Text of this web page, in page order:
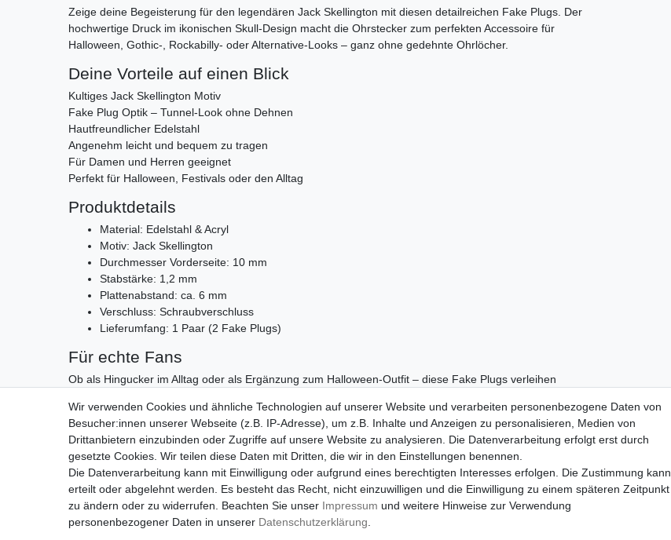
Zeige deine Begeisterung für den legendären Jack Skellington mit diesen detailreichen Fake Plugs. Der
hochwertige Druck im ikonischen Skull-Design macht die Ohrstecker zum perfekten Accessoire für
Halloween, Gothic-, Rockabilly- oder Alternative-Looks – ganz ohne gedehnte Ohrlöcher.
Deine Vorteile auf einen Blick
Kultiges Jack Skellington Motiv
Fake Plug Optik – Tunnel-Look ohne Dehnen
Hautfreundlicher Edelstahl
Angenehm leicht und bequem zu tragen
Für Damen und Herren geeignet
Perfekt für Halloween, Festivals oder den Alltag
Produktdetails
Material: Edelstahl & Acryl
Motiv: Jack Skellington
Durchmesser Vorderseite: 10 mm
Stabstärke: 1,2 mm
Plattenabstand: ca. 6 mm
Verschluss: Schraubverschluss
Lieferumfang: 1 Paar (2 Fake Plugs)
Für echte Fans
Ob als Hingucker im Alltag oder als Ergänzung zum Halloween-Outfit – diese Fake Plugs verleihen
düsteren Kultklassikers.
Wir verwenden Cookies und ähnliche Technologien auf unserer Website und verarbeiten personenbezogene Daten von
Besucher:innen unserer Webseite (z.B. IP-Adresse), um z.B. Inhalte und Anzeigen zu personalisieren, Medien von
Drittanbietern einzubinden oder Zugriffe auf unsere Website zu analysieren. Die Datenverarbeitung erfolgt erst durch
gesetzte Cookies. Wir teilen diese Daten mit Dritten, die wir in den Einstellungen benennen.
Die Datenverarbeitung kann mit Einwilligung oder aufgrund eines berechtigten Interesses erfolgen. Die Zustimmung kann
erteilt oder abgelehnt werden. Es besteht das Recht, nicht einzuwilligen und die Einwilligung zu einem späteren Zeitpunkt
zu ändern oder zu widerrufen. Beachten Sie unser Impressum und weitere Hinweise zur Verwendung
personenbezogener Daten in unserer Daten­schutz­erklärung